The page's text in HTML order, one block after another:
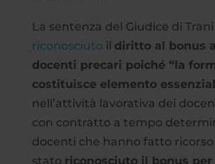
La sentenza del Giudice di Trani
riconosciuto il diritto al bonus
docenti precari poiché “la
costituisce elemento
nell’attività lavorativa dei
con contratto a tempo
docenti che hanno fatto ricorso
stato riconosciuto il bonus